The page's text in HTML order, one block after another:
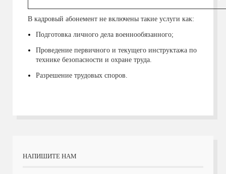
В кадровый абонемент не включены такие услуги как:
Подготовка личного дела военнообязанного;
Проведение первичного и текущего инструктажа по
технике безопасности и охране труда.
Разрешение трудовых споров.
НАПИШИТЕ НАМ